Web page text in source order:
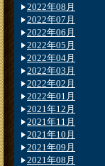
2022年08月
2022年07月
2022年06月
2022年05月
2022年04月
2022年03月
2022年02月
2022年01月
2021年12月
2021年11月
2021年10月
2021年09月
2021年08月